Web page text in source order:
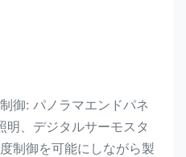
御: パノラマエンドパネ
明、デジタルサーモスタ
制御を可能にしながら製